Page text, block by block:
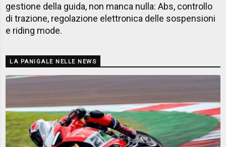
gestione della guida, non manca nulla: Abs, controllo
di trazione, regolazione elettronica delle sospensioni
e riding mode.
LA PANIGALE NELLE NEWS